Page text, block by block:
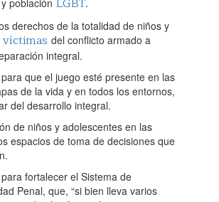
población
.
derechos de la totalidad de niños y
víctimas del conflicto armado a
integral.
que el juego esté presente en las
de la vida y en todos los entornos,
del desarrollo integral.
de niños y adolescentes en las
espacios de toma de decisiones que
fortalecer el Sistema de
Penal, que, “si bien lleva varios